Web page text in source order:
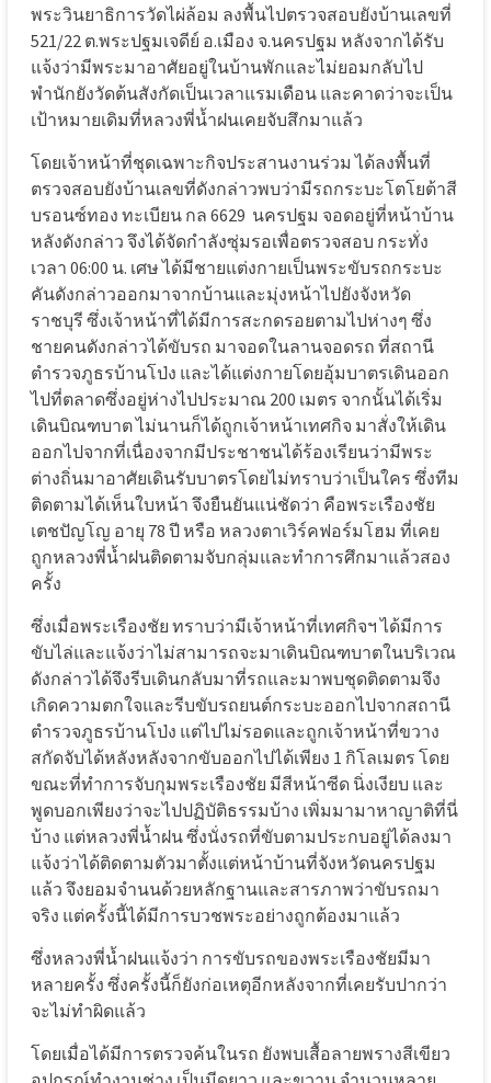
พระวินยาธิการวัดไผ่ล้อม ลงพื้นไปตรวจสอบยังบ้านเลขที่
521/22 ต.พระปฐมเจดีย์ อ.เมือง จ.นครปฐม หลังจากได้รับ
แจ้งว่ามีพระมาอาศัยอยู่ในบ้านพักและไม่ยอมกลับไป
พำนักยังวัดต้นสังกัดเป็นเวลาแรมเดือน และคาดว่าจะเป็น
เป้าหมายเดิมที่หลวงพี่น้ำฝนเคยจับสึกมาแล้ว
โดยเจ้าหน้าที่ชุดเฉพาะกิจประสานงานร่วม ได้ลงพื้นที่
ตรวจสอบยังบ้านเลขที่ดังกล่าวพบว่ามีรถกระบะโตโยต้าสี
บรอนซ์ทอง ทะเบียน กล 6629 นครปฐม จอดอยู่ที่หน้าบ้าน
หลังดังกล่าว จึงได้จัดกำลังซุ่มรอเพื่อตรวจสอบ กระทั่ง
เวลา 06:00 น. เศษ ได้มีชายแต่งกายเป็นพระขับรถกระบะ
คันดังกล่าวออกมาจากบ้านและมุ่งหน้าไปยังจังหวัด
ราชบุรี ซึ่งเจ้าหน้าที่ได้มีการสะกดรอยตามไปห่างๆ ซึ่ง
ชายคนดังกล่าวได้ขับรถ มาจอดในลานจอดรถ ที่สถานี
ตำรวจภูธรบ้านโป่ง และได้แต่งกายโดยอุ้มบาตรเดินออก
ไปที่ตลาดซึ่งอยู่ห่างไปประมาณ 200 เมตร จากนั้นได้เริ่ม
เดินบิณฑบาต ไม่นานก็ได้ถูกเจ้าหน้าเทศกิจ มาสั่งให้เดิน
ออกไปจากที่เนื่องจากมีประชาชนได้ร้องเรียนว่ามีพระ
ต่างถิ่นมาอาศัยเดินรับบาตรโดยไม่ทราบว่าเป็นใคร ซึ่งทีม
ติดตามได้เห็นใบหน้า จึงยืนยันแน่ชัดว่า คือพระเรืองชัย
เตชปัญโญ อายุ 78 ปี หรือ หลวงตาเวิร์คฟอร์มโฮม ที่เคย
ถูกหลวงพี่น้ำฝนติดตามจับกลุ่มและทำการศึกมาแล้วสอง
ครั้ง
ซึ่งเมื่อพระเรืองชัย ทราบว่ามีเจ้าหน้าที่เทศกิจฯ ได้มีการ
ขับไล่และแจ้งว่าไม่สามารถจะมาเดินบิณฑบาตในบริเวณ
ดังกล่าวได้จึงรีบเดินกลับมาที่รถและมาพบชุดติดตามจึง
เกิดความตกใจและรีบขับรถยนต์กระบะออกไปจากสถานี
ตำรวจภูธรบ้านโป่ง แต่ไปไม่รอดและถูกเจ้าหน้าที่ขวาง
สกัดจับได้หลังหลังจากขับออกไปได้เพียง 1 กิโลเมตร โดย
ขณะที่ทำการจับกุมพระเรืองชัย มีสีหน้าซีด นิ่งเงียบ และ
พูดบอกเพียงว่าจะไปปฏิบัติธรรมบ้าง เพิ่มมามาหาญาติที่นี่
บ้าง แต่หลวงพี่น้ำฝน ซึ่งนั่งรถที่ขับตามประกบอยู่ได้ลงมา
แจ้งว่าได้ติดตามตัวมาตั้งแต่หน้าบ้านที่จังหวัดนครปฐม
แล้ว จึงยอมจำนนด้วยหลักฐานและสารภาพว่าขับรถมา
จริง แต่ครั้งนี้ได้มีการบวชพระอย่างถูกต้องมาแล้ว
ซึ่งหลวงพี่น้ำฝนแจ้งว่า การขับรถของพระเรืองชัยมีมา
หลายครั้ง ซึ่งครั้งนี้ก็ยังก่อเหตุอีกหลังจากที่เคยรับปากว่า
จะไม่ทำผิดแล้ว
โดยเมื่อได้มีการตรวจค้นในรถ ยังพบเสื้อลายพรางสีเขียว